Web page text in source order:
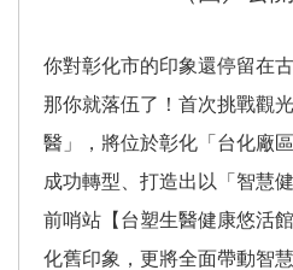
你對彰化市的印象還停留在
那你就落伍了！首次挑戰觀
醫」，將位於彰化「台化廠
成功轉型、打造出以「智慧
前哨站【台塑生醫健康悠活
化舊印象，更將全面帶動智